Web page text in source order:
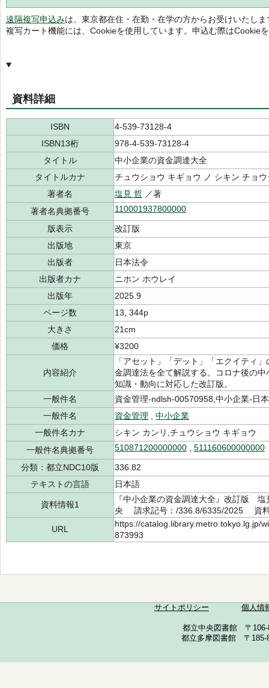
遠隔複写申込みは、東京都在住・在勤・在学の方からお受けいたしま
複写カート機能には、Cookieを使用しています。申込む際はCookie
資料詳細
ISBN
4-539-73128-4
ISBN13桁
978-4-539-73128-4
タイトル
中小企業の資金調達大全
タイトルカナ
チュウショウ キギョウ ノ シキン チョ
著者名
塩見 哲 ／著
著者名典拠番号
110001937800000
版表示
改訂版
出版地
東京
出版者
日本法令
出版者カナ
ニホン ホウレイ
出版年
2025.9
ページ数
13, 344p
大きさ
21cm
価格
¥3200
内容紹介
「アセット」「デット」「エクイティ
金調達法を全て解説する。コロナ後の
知識・動向に対応した改訂版。
一般件名
資金管理-ndlsh-00570958,中小企業-日
一般件名
資金管理
中小企業
一般件名カナ
シキン カンリ,チュウショウ キギョウ
一般件名典拠番号
510871200000000 511160600000000
分類：都立NDC10版
336.82
テキストの言語
日本語
資料情報1
『中小企業の資金調達大全』改訂版
央 請求記号：/336.8/6335/2025 資料
URL
https://catalog.library.metro.tokyo.lg.jp/
873993
サイトポリシー 個人情
都立中央図書館 〒
都立多摩図書館 〒185-